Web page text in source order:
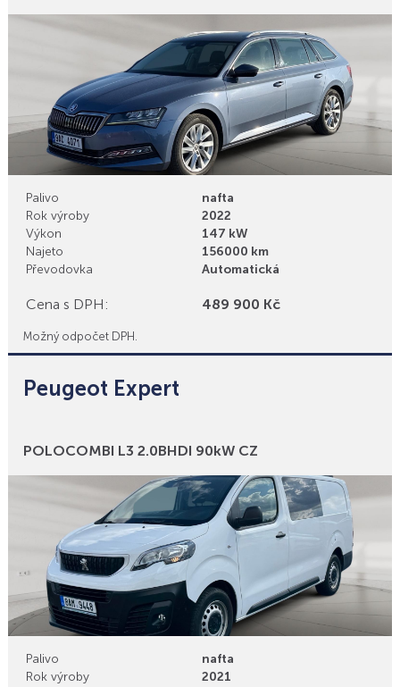
Palivo
nafta
Rok výroby
2022
Výkon
147 kW
Najeto
156000 km
Převodovka
Automatická
Cena s DPH: 489 900 Kč
Možný odpočet DPH.
Peugeot Expert
Bonusy
POLOCOMBI L3 2.0BHDI 90kW CZ
Palivo
nafta
Rok výroby
2021